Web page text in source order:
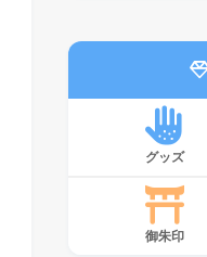
グッズ
御朱印